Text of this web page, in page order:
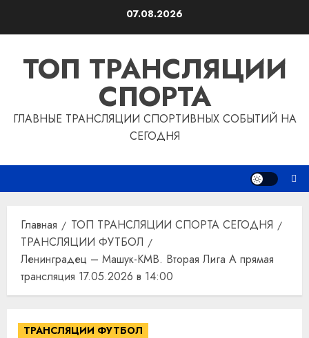
07.08.2026
ТОП ТРАНСЛЯЦИИ
СПОРТА
ГЛАВНЫЕ ТРАНСЛЯЦИИ СПОРТИВНЫХ СОБЫТИЙ НА
СЕГОДНЯ
Главная
ТОП ТРАНСЛЯЦИИ СПОРТА СЕГОДНЯ
ТРАНСЛЯЦИИ ФУТБОЛ
Ленинградец – Машук-КМВ. Вторая Лига А прямая
трансляция 17.05.2026 в 14:00
ТРАНСЛЯЦИИ ФУТБОЛ